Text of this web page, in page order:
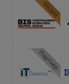
Медиа
Партнёр